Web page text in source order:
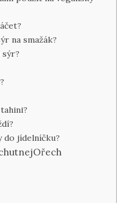
na smažák?
sýr?
do jídelníčku?